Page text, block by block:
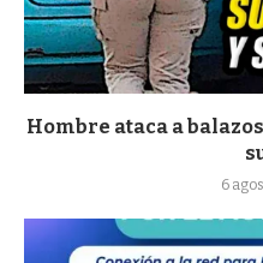
Hombre ataca a
6